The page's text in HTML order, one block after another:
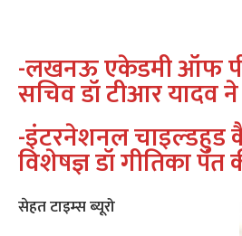
-लखनऊ एकेडमी ऑफ
सचिव डॉ टीआर यादव
-इंटरनेशनल चाइल्‍डहुड
विशेषज्ञ डॉ गीतिका पंत
सेहत टाइम्‍स ब्‍यूरो